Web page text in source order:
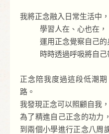
我將正念融入日常生活中，
學習人在、心也在，
運用正念覺察自己的
時時透過呼吸將自己
正念陪我度過這段低潮
路。
我發現正念可以照顧自我
為了精進自己正念的功力
到兩個小學進行正念八周